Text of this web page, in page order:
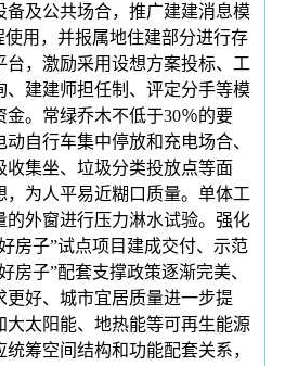
备及公共场合，推广建建消息模
用，并报属地住建部分进行存
台，激励采用设想方案投标、工
、建建师担任制、评定分手等模
。常绿乔木不低于30％的要
自行车集中停放和充电场合、
收集坐、垃圾分类投放点等面
，为人平易近糊口质量。单体工
的外窗进行压力淋水试验。强化
房子”试点项目建成交付、示范
房子”配套支撑政策逐渐完美、
更好、城市宜居质量进一步提
大太阳能、地热能等可再生能源
筹空间结构和功能配套关系，